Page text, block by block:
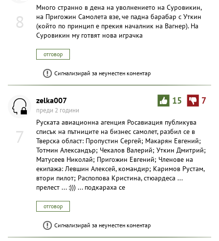
8
Много странно в дена на уволнението на Суровикин,
на Пригожин Самолета взе, че падна барабар с Уткин
(който по принцип е прекия началник на Вагнер). На
Суровикин му готвят нова играчка
отговор
Сигнализирай за неуместен коментар
7
15 7
zelka007
преди 2 години
Руската авиационна агенция Росавиация публикува
списък на пътниците на бизнес самолет, разбил се в
Тверска област: Пропустин Сергей; Макарян Евгений;
Тотмин Александър; Чекалов Валерий; Уткин Дмитрий;
Матусеев Николай; Пригожин Евгений; Членове на
екипажа: Левшин Алексей, командир; Каримов Рустам,
втори пилот; Распопова Кристина, стюардеса ...
прелест ... :))) ... подкараха се
отговор
Сигнализирай за неуместен коментар